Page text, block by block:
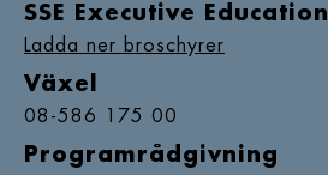
SSE Executive Education
Ladda ner broschyrer
Växel
08-586 175 00
Programrådgivning